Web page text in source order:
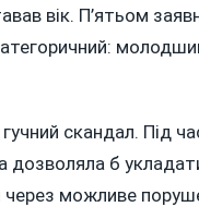
вік. П’ятьом
гучний скандал. Під
дозволяла б
через можливе